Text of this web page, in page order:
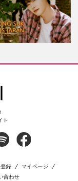
ト
録
マイページ
合わせ